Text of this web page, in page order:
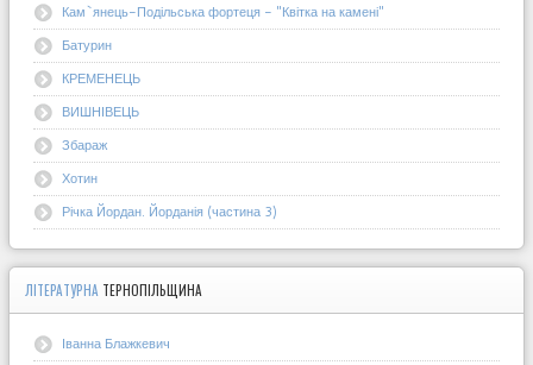
Кам`янець-Подільська фортеця - "Квітка на камені"
Батурин
КРЕМЕНЕЦЬ
ВИШНІВЕЦЬ
Збараж
Хотин
Річка Йордан. Йорданія (частина 3)
ЛІТЕРАТУРНА ТЕРНОПІЛЬЩИНА
Іванна Блажкевич